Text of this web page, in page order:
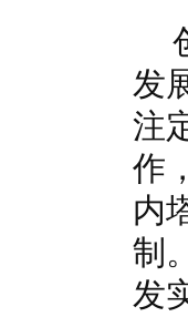
发
注
作
内
制
发